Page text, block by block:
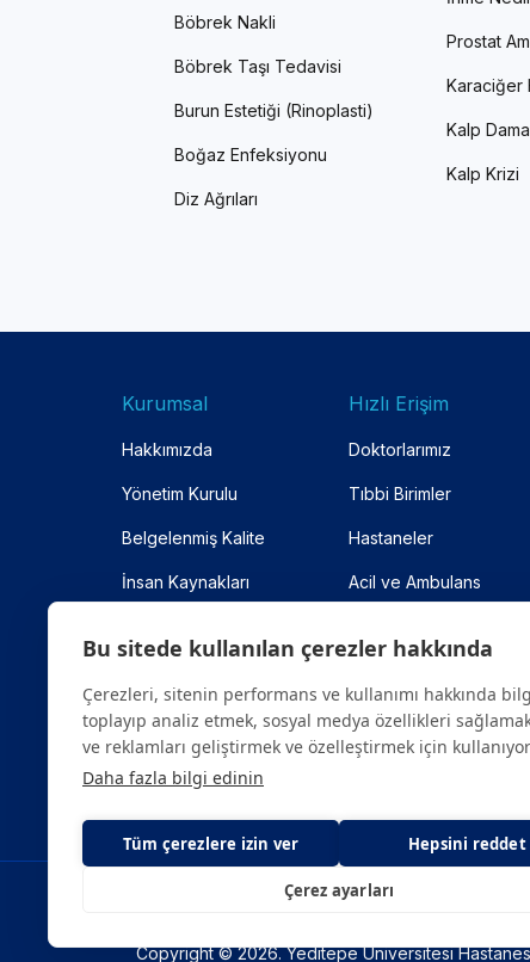
Böbrek Nakli
Böbrek Taşı Tedavisi
Burun Estetiği (Rinoplasti)
Boğaz Enfeksiyonu
Diz Ağrıları
Prostat
Karaciğer
Kalp
Kalp Krizi
Kurumsal
Hakkımızda
Yönetim Kurulu
Belgelenmiş Kalite
İnsan Kaynakları
Hızlı Erişim
Doktorlarımız
Tıbbi Birimler
Hastaneler
Acil ve Ambulans
Sitede yer alan tüm içerikler yalnızca bilgilendirme
sorularınız için mutlaka doktoruza ya da bir sağlık
Copyright © 2026. Yeditepe Üniversitesi Hastanesi.
Bu sitede kullanılan çerezler hakkında
Çerezleri, sitenin performans ve kullanımı hakkında
toplayıp analiz etmek, sosyal medya özellikleri
ve reklamları geliştirmek ve özelleştirmek için
Daha fazla bilgi edinin
Tüm çerezlere izin ver Hepsini reddet
Çerez ayarları